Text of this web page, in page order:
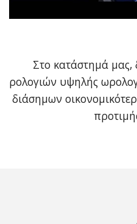
Στο κατάστημά μας,
ρολογιών υψηλής
διάσημων